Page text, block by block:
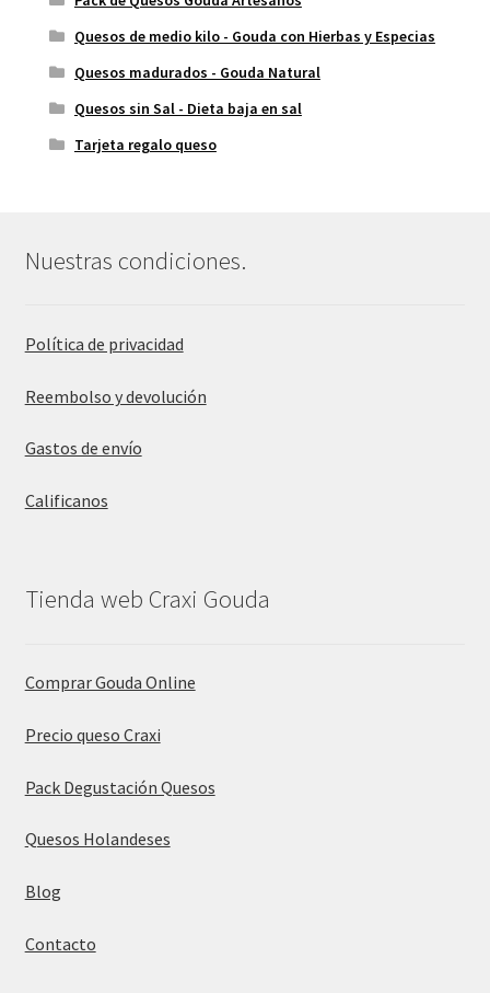
Quesos de medio kilo - Gouda con Hierbas y Especias
Quesos madurados - Gouda Natural
Quesos sin Sal - Dieta baja en sal
Tarjeta regalo queso
Nuestras condiciones.
Política de privacidad
Reembolso y devolución
Gastos de envío
Calificanos
Tienda web Craxi Gouda
Comprar Gouda Online
Precio queso Craxi
Pack Degustación Quesos
Quesos Holandeses
Blog
Contacto